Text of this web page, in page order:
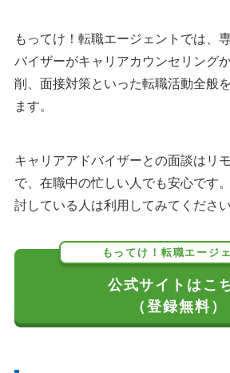
もってけ！転職エージェントでは、
バイザーがキャリアカウンセリング
削、面接対策といった転職活動全般
ます。
キャリアアドバイザーとの面談はリ
で、在職中の忙しい人でも安心です
討している人は利用してみてください
もってけ！転職エージ
公式サイトはこ
（登録無料）